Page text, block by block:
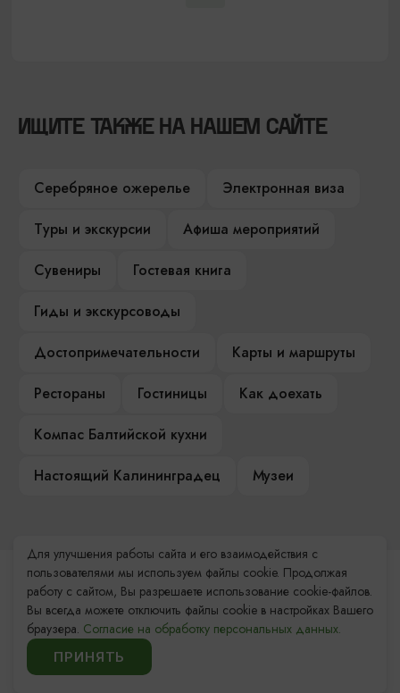
ИЩИТЕ ТАКЖЕ НА НАШЕМ САЙТЕ
Серебряное ожерелье
Электронная виза
Туры и экскурсии
Афиша мероприятий
Сувениры
Гостевая книга
Гиды и экскурсоводы
Достопримечательности
Карты и маршруты
Рестораны
Гостиницы
Как доехать
Компас Балтийской кухни
Настоящий Калининградец
Музеи
Контакты Туристского
информационного центра
+7 (4012) 555-200
Для улучшения работы сайта и его взаимодействия с
пользователями мы используем файлы cookie. Продолжая
работу с сайтом, Вы разрешаете использование cookie-файлов.
Вы всегда можете отключить файлы cookie в настройках Вашего
браузера. Согласие на обработку персональных данных.
ПРИНЯТЬ